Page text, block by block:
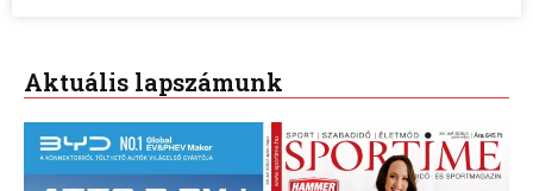
Aktuális lapszámunk